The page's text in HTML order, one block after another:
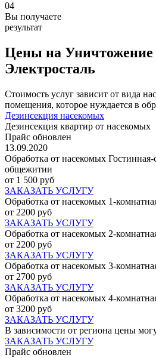
04
Вы получаете
результат
Цены на
Электросталь
Стоимость услуг зависит от вида
помещения, которое нуждается в
Дезинсекция насекомых
Дезинсекция квартир от насекомых
Прайс обновлен
13.09.2020
Обработка от насекомых Гостинная-
общежитии
от 1 500 руб
ЗАКАЗАТЬ УСЛУГУ
Обработка от насекомых 1-
от 2200 руб
ЗАКАЗАТЬ УСЛУГУ
Обработка от насекомых 2-
от 2200 руб
ЗАКАЗАТЬ УСЛУГУ
Обработка от насекомых 3-
от 2700 руб
ЗАКАЗАТЬ УСЛУГУ
Обработка от насекомых 4-
от 3200 руб
ЗАКАЗАТЬ УСЛУГУ
В зависимости от региона цены
ЗАКАЗАТЬ УСЛУГУ
Прайс обновлен